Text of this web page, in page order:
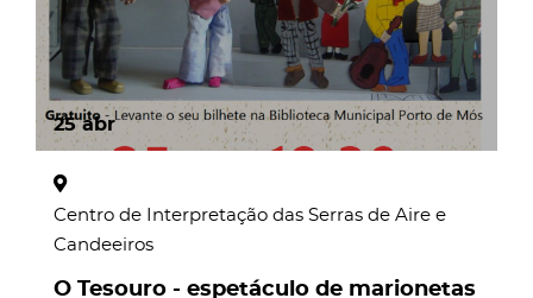
25 abr
Centro de Interpretação das Serras de Aire e
Candeeiros
O Tesouro - espetáculo de marionetas